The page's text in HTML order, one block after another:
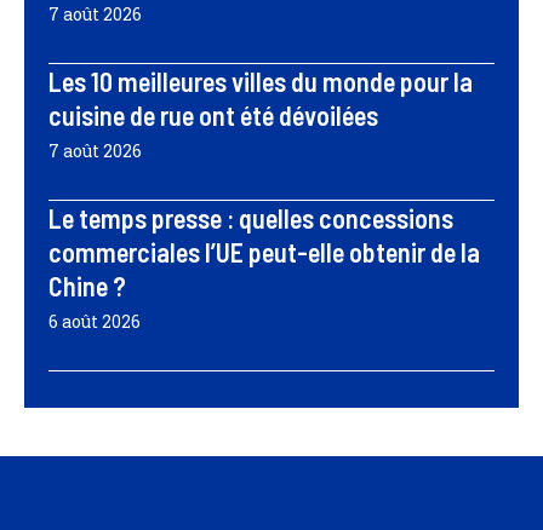
7 août 2026
Les 10 meilleures villes du monde pour la
cuisine de rue ont été dévoilées
7 août 2026
Le temps presse : quelles concessions
commerciales l’UE peut-elle obtenir de la
Chine ?
6 août 2026